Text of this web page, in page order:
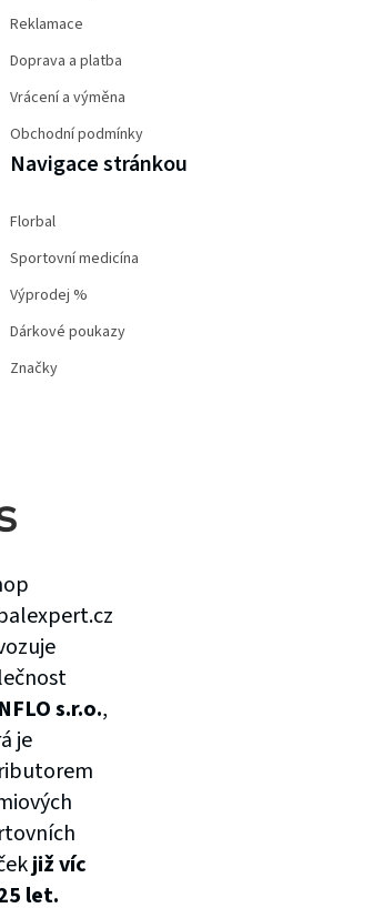
Reklamace
Doprava a platba
Vrácení a výměna
Obchodní podmínky
Navigace stránkou
Florbal
Sportovní medicína
Výprodej %
Dárkové poukazy
Značky
s.r.o.,
je
již víc
let.